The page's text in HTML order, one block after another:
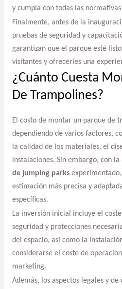
y cumpla con todas las
Finalmente, antes de la
pruebas de seguridad y
garantizan que el parque esté
visitantes y ofrecerles una
¿Cuánto Cuesta
De Trampolines?
El costo de montar un parque de
dependiendo de varios factores,
la calidad de los materiales, el
instalaciones. Sin embargo, con la
de jumping parksexperimentado,
estimación más precisa y
específicas.
La inversión inicial incluye el
seguridad y protecciones
del espacio, así como la
considerarse el coste de
marketing.
Además, los aspectos legales y